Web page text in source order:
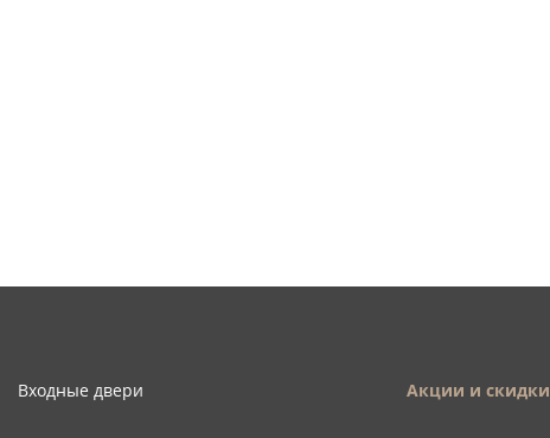
Входные двери Акции и скидки